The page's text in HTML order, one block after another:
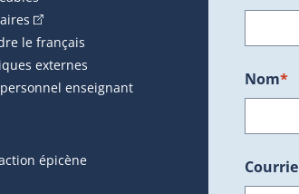
(Cet hyperlien externe s'ouvrira dans une
le français
externes
enseignant
épicène
Nom*